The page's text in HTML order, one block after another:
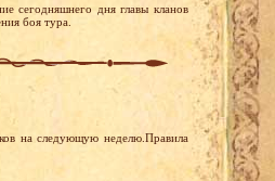
сегодняшнего дня главы кланов
боя тура.
на следующую неделю.Правила